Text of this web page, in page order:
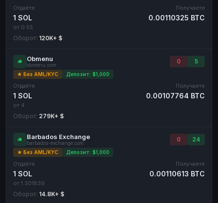
Отдаёте
1 SOL
от 0.55
Получаете
0.00110325 BTC
Оборот: 120K+ $
Obmenu
obmenu.com
0 5
★ Без AML/KYC Депозит: $1,000
Отдаёте
1 SOL
от 4
Получаете
0.00107764 BTC
Оборот: 279K+ $
Barbados Exchange
barbados-exchange.com
0 24
★ Без AML/KYC Депозит: $1,000
Отдаёте
1 SOL
от 1.301839
Получаете
0.00110613 BTC
Оборот: 14.8K+ $